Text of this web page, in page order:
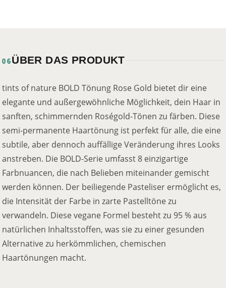
06 ÜBER DAS PRODUKT
tints of nature BOLD Tönung Rose Gold bietet dir eine
elegante und außergewöhnliche Möglichkeit, dein Haar in
sanften, schimmernden Roségold-Tönen zu färben. Diese
semi-permanente Haartönung ist perfekt für alle, die eine
subtile, aber dennoch auffällige Veränderung ihres Looks
anstreben. Die BOLD-Serie umfasst 8 einzigartige
Farbnuancen, die nach Belieben miteinander gemischt
werden können. Der beiliegende Pasteliser ermöglicht es,
die Intensität der Farbe in zarte Pastelltöne zu
verwandeln. Diese vegane Formel besteht zu 95 % aus
natürlichen Inhaltsstoffen, was sie zu einer gesunden
Alternative zu herkömmlichen, chemischen
Haartönungen macht.